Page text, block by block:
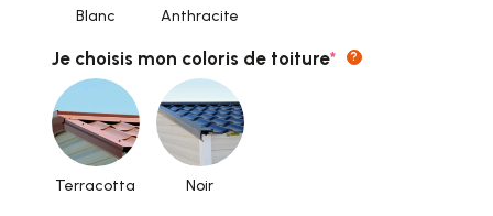
Blanc Anthracite
Je choisis mon coloris de toiture* (required)
?
Terracotta Noir